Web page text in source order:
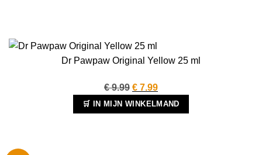
Dr Pawpaw Original Yellow 25 ml
€9.99 Oorspronkelijke
prijs
was:
€ 7.99Huidige
prijs
is:
🛒 IN MIJN WINKELMAND